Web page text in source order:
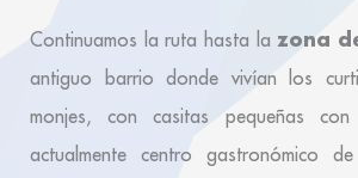
Continuamos la ruta hasta la zona
antiguo barrio donde vivían los
monjes, con casitas pequeñas con
actualmente centro gastronómico